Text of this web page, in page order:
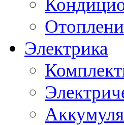
Электрика